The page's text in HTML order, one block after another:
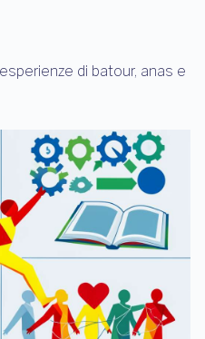
di batour, anas e